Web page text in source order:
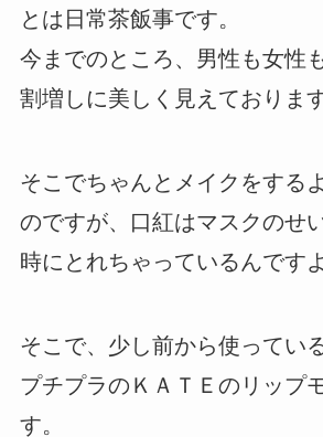
とは日常茶飯事です。
今までのところ、男性も女性
割増しに美しく見えております
そこでちゃんとメイクをする
のですが、口紅はマスクのせ
時にとれちゃっているんです
そこで、少し前から使ってい
プチプラのＫＡＴＥのリップ
す。